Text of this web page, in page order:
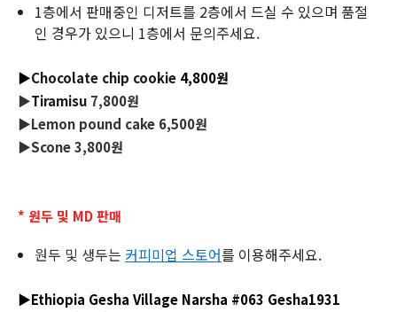
1층에서 판매중인 디저트를 2층에서 드실 수 있으며 품절
인 경우가 있으니 1층에서 문의주세요.
▶Chocolate chip cookie 4,800원
▶Tiramisu 7,800원
▶Lemon pound cake 6,500원
▶Scone 3,800원
* 원두 및 MD 판매
원두 및 생두는 커피미업 스토어를 이용해주세요.
▶Ethiopia Gesha Village Narsha #063 Gesha1931